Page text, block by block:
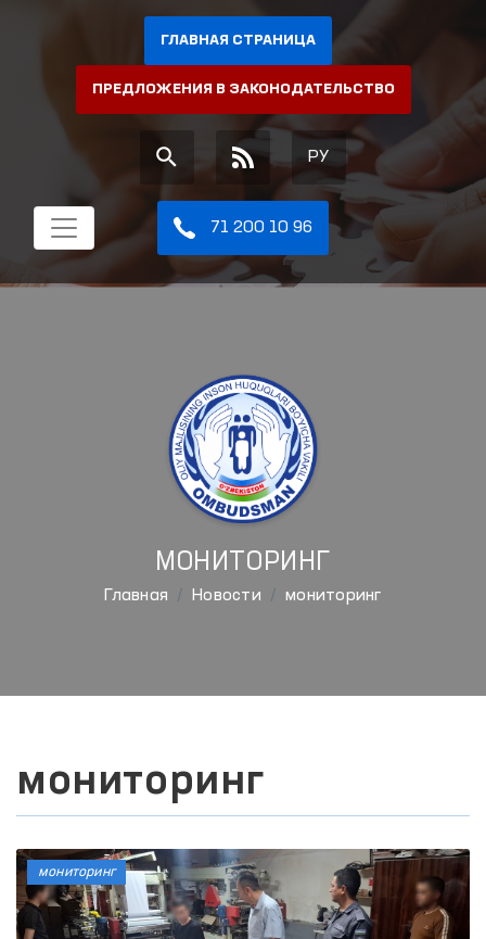
ГЛАВНАЯ СТРАНИЦА
ПРЕДЛОЖЕНИЯ В ЗАКОНОДАТЕЛЬСТВО
РУ
71 200 10 96
МОНИТОРИНГ
Главная Новости мониторинг
мониторинг
мониторинг